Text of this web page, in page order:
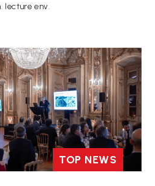
lecture env.
TOP NEWS